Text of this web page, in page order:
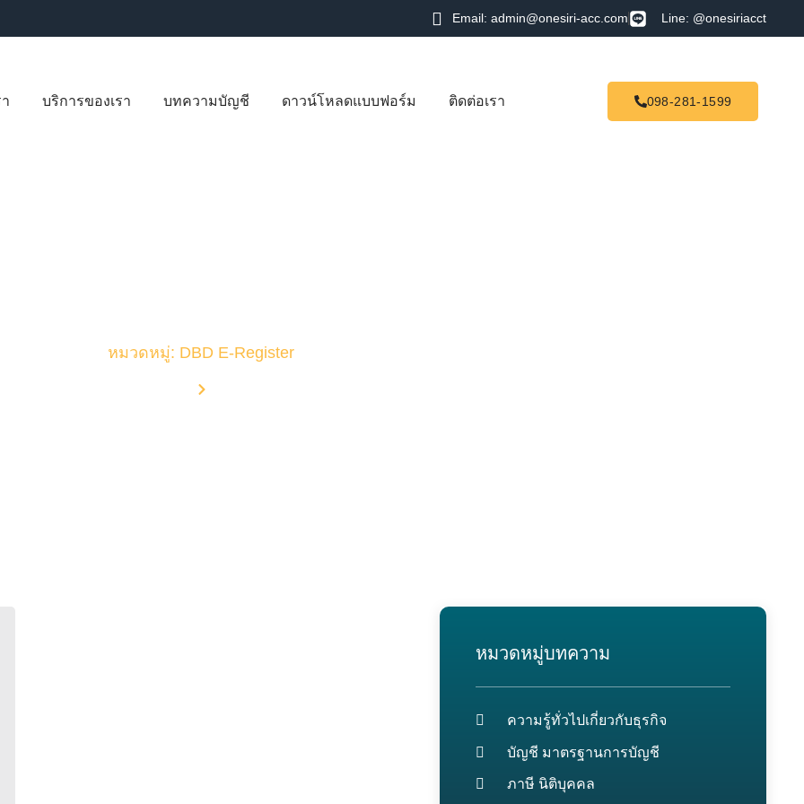
Email: admin@onesiri-acc.com Line: @onesiriacct
บริการของเรา บทความบัญชี ดาวน์โหลดแบบฟอร์ม ติดต่อเรา 098-281-1599
หมวดหมู่: DBD E-Register
หมวดหมู่บทความ
ความรู้ทั่วไปเกี่ยวกับธุรกิจ
บัญชี มาตรฐานการบัญชี
ภาษี นิติบุคคล